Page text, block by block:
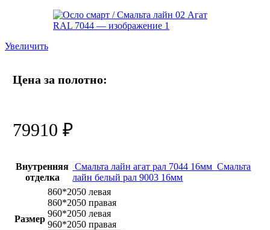
Увеличить
Цена за полотно:
79910₽
Внутренняя
отделка
Смальта лайн агат рал 7044 16мм Смальта
лайн белый рал 9003 16мм
Размер
860*2050 левая
860*2050 правая
960*2050 левая
960*2050 правая